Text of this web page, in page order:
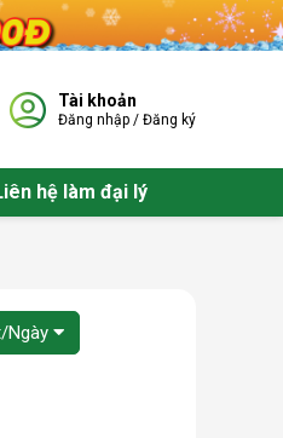
Tài khoản
Đăng nhập / Đăng ký
hệ làm đại lý
Ngày